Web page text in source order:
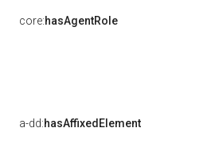
core:hasAgentRole
a-dd:hasAffixedElement